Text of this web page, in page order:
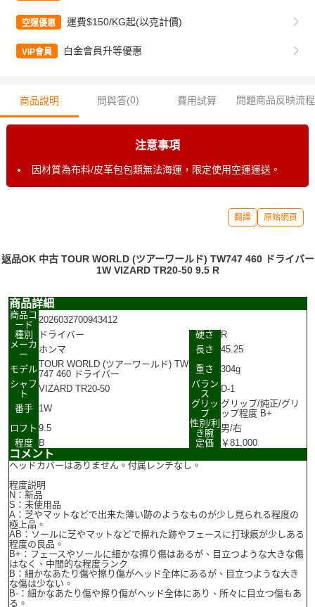
空運優惠 運費$150/KG起(以克計價)
VIP會員 白金會員升等優惠
商品說明 問與答(0) 費用試算 問題商品反映流程
注意事項
因材質為布料/皮革包包類無法海運，限定使用空運運送。
翻譯 原始網頁
返品OK 中古 TOUR WORLD (ツアーワールド) TW747 460 ドライバー
1W VIZARD TR20-50 9.5 R
商品詳細
商品コ
ード
2026032700943412
種別
ドライバー 硬さ
R
メーカ
ー
ホンマ 長さ
45.25
モデルTOUR WORLD (ツアーワールド) TW
747 460 ドライバー
重さ
304g
シャフ
ト
VIZARD TR20-50
バラン
ス
D-1
番手
1W
グリッ
プ
グリップ/純正/グリ
ップ程度 B+
ロフト 9.5
性別/利
き腕
男/右
程度
B 定価 ￥81,000
コメント
ヘッドカバーはありません。付属レンチなし。
程度説明
N：新品
S：未使用品
A：芝やマットなどで出来た薄い跡のようなものが少し見られる程度の
極上品。
AB：ソールに芝やマットなどで擦れた跡やフェースに打球痕が少しある
程度の良品。
B+：フェースやソールに細かな擦り傷はあるが、目立つような大きな傷
はなく、中間的な程度ランク
B：細かなあたり傷や擦り傷がヘッド全体にあるが、目立つような大き
な傷は少ない。
B-：細かなあたり傷や擦り傷がヘッド全体にあり、所々に目立つ傷もあ
る。